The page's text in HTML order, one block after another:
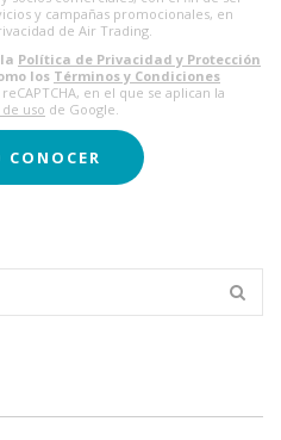
y campañas promocionales, en
de Air Trading.
Política de Privacidad y Protección
los Términos y Condiciones
en el que se aplican la
uso de Google.